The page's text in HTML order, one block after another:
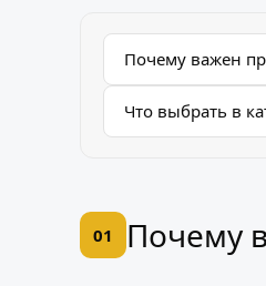
Почему важен
Что выбрать в
01 Почему